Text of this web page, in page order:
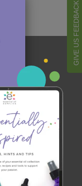
GIVE US FEEDBACK